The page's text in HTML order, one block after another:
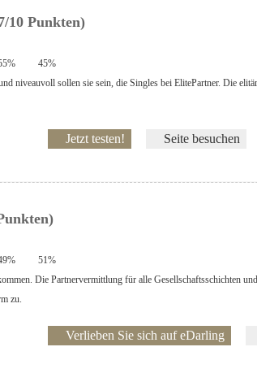
10 Punkten)
45%
niveauvoll sollen sie sein, die Singles bei ElitePartner. Die
Jetzt testen! Seite besuchen
51%
Die Partnervermittlung für alle Gesellschaftsschichten
zu.
Verlieben Sie sich auf eDarling